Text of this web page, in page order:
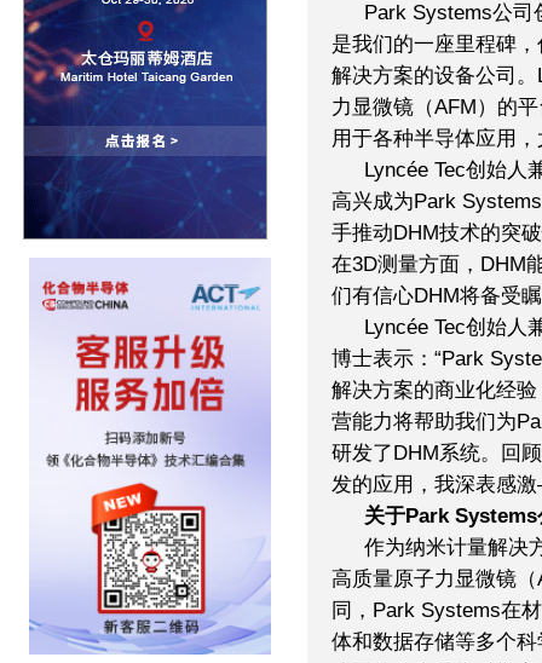
Park Systems公司
是我们的一座里程碑
解决方案的设备公司
力显微镜（AFM）的
用于各种半导体应用
Lyncée Tec创始人
高兴成为Park
手推动DHM技术的突
在3D测量方面，DHM
们有信心DHM将备受
Lyncée Tec创始人
博士表示：“Park
解决方案的商业化经
营能力将帮助我们为
研发了DHM系统。回
发的应用，我深表感
关于Park Systems
作为纳米计量解决
高质量原子力显微镜
同，Park Systems在
体和数据存储等多个